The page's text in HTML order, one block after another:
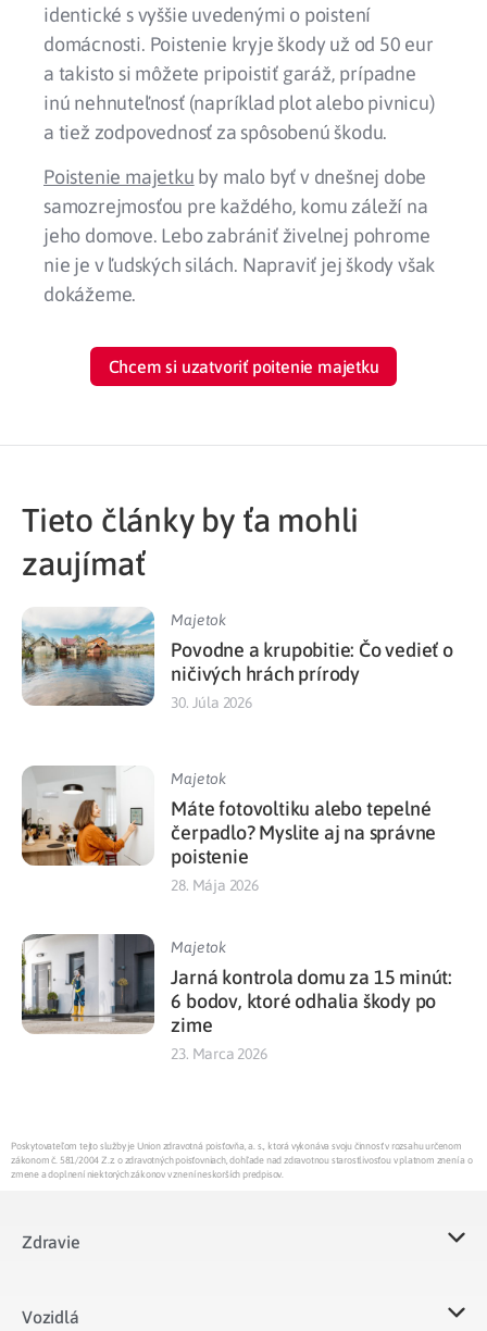
identické s vyššie uvedenými o poistení
domácnosti. Poistenie kryje škody už od 50 eur
a takisto si môžete pripoistiť garáž, prípadne
inú nehnuteľnosť (napríklad plot alebo pivnicu)
a tiež zodpovednosť za spôsobenú škodu.
Poistenie majetku by malo byť v dnešnej dobe
samozrejmosťou pre každého, komu záleží na
jeho domove. Lebo zabrániť živelnej pohrome
nie je v ľudských silách. Napraviť jej škody však
dokážeme.
Chcem si uzatvoriť poitenie majetku
Tieto články by ťa mohli
zaujímať
Majetok
Povodne a krupobitie: Čo vedieť o
ničivých hrách prírody
30. Júla 2026
Majetok
Máte fotovoltiku alebo tepelné
čerpadlo? Myslite aj na správne
poistenie
28. Mája 2026
Majetok
Jarná kontrola domu za 15 minút:
6 bodov, ktoré odhalia škody po
zime
23. Marca 2026
Poskytovateľom tejto služby je Union zdravotná poisťovňa, a. s., ktorá vykonáva svoju činnosť v rozsahu určenom
zákonom č. 581/2004 Z.z. o zdravotných poisťovniach, dohľade nad zdravotnou starostlivosťou v platnom znení a o
zmene a doplnení niektorých zákonov v znení neskorších predpisov.
Zdravie
Vozidlá​